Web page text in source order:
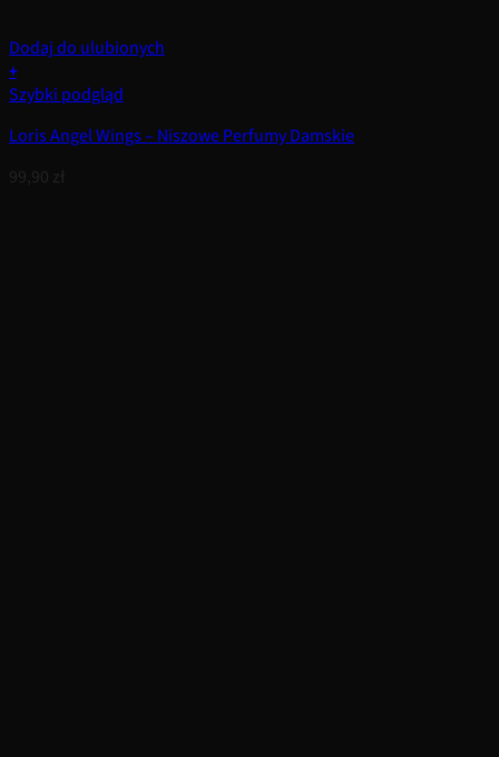
Dodaj do ulubionych
+
Szybki podgląd
Loris Angel Wings – Niszowe Perfumy Damskie
99,90 zł